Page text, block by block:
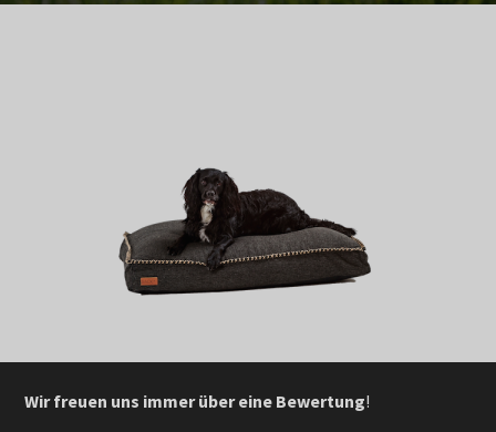
Wir freuen uns immer über eine Bewertung!